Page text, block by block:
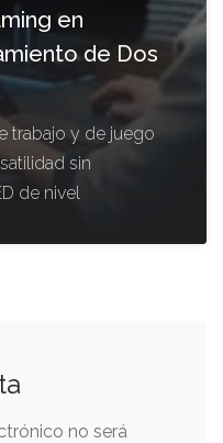
en
de Dos
trabajo y de juego
sin
de nivel
no será